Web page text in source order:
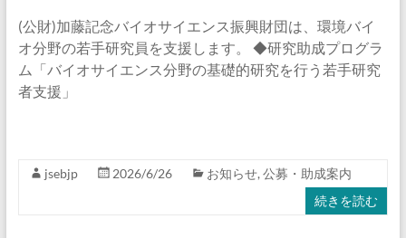
(公財)加藤記念バイオサイエンス振興財団は、環境バイ
オ分野の若手研究員を支援します。 ◆研究助成プログラ
ム「バイオサイエンス分野の基礎的研究を行う若手研究
者支援」
jsebjp 2026/6/26 お知らせ, 公募・助成案内
続きを読む